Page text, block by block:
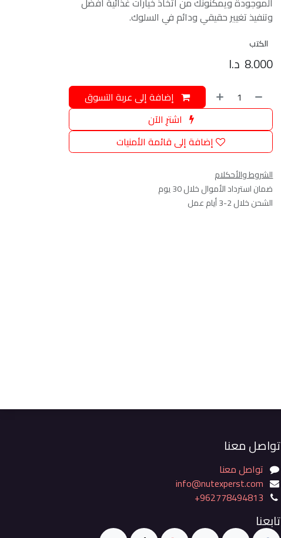
وتنفيذ تغيير حقيقي ودائم في السلوك.
الكتب
8.000 د.ا
إضافة إلى عربة التسوق
اشترِ الآن
إضافة إلى قائمة الأمنيات
الشروط والأحكلام
ضمان استرداد الأموال خلال 30 يوم
الشحن خلال 2-3 أيام عمل
تواصل معنا
تواصل معنا
info@nutexperst.com
+962778494813
تابعنا